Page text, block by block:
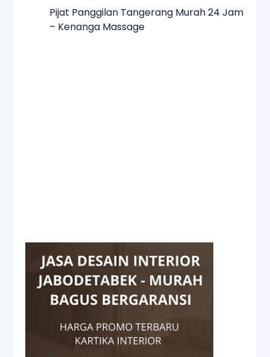
Pijat Panggilan Tangerang Murah 24 Jam
– Kenanga Massage